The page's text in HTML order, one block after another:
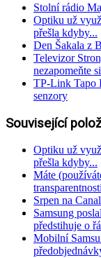
Stolní rádio
Optiku už
přešla kdyby...
Den Šakala z
Televizor
nezapomeňte
TP-Link Tapo
senzory
Související
Optiku už
přešla kdyby...
Máte
Srpen na
Samsung
předstihuje o
Mobilní